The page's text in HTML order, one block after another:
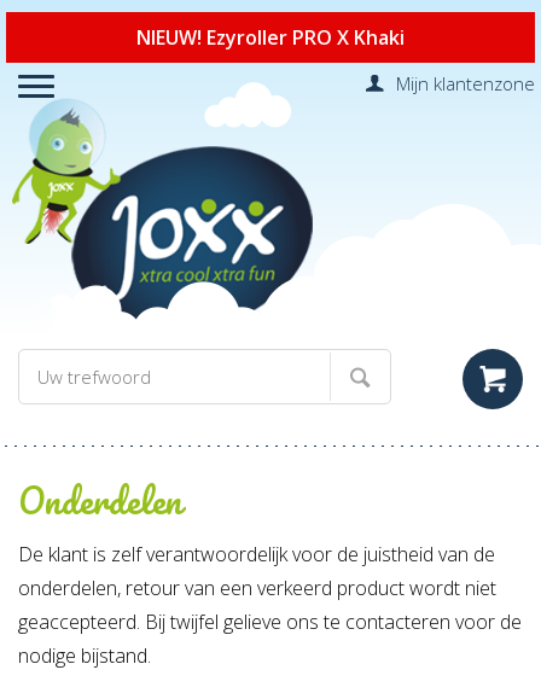
NIEUW! Ezyroller PRO X Khaki
Mijn klantenzone
Onderdelen
De klant is zelf verantwoordelijk voor de juistheid van de
onderdelen, retour van een verkeerd product wordt niet
geaccepteerd. Bij twijfel gelieve ons te contacteren voor de
nodige bijstand.